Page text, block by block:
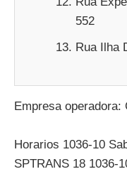
552
Rua Ilha
Empresa operadora:
Horarios 1036-10
SPTRANS 18 1036-